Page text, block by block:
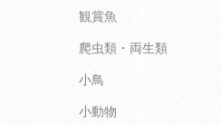
観賞魚
爬虫類・両生類
小鳥
小動物